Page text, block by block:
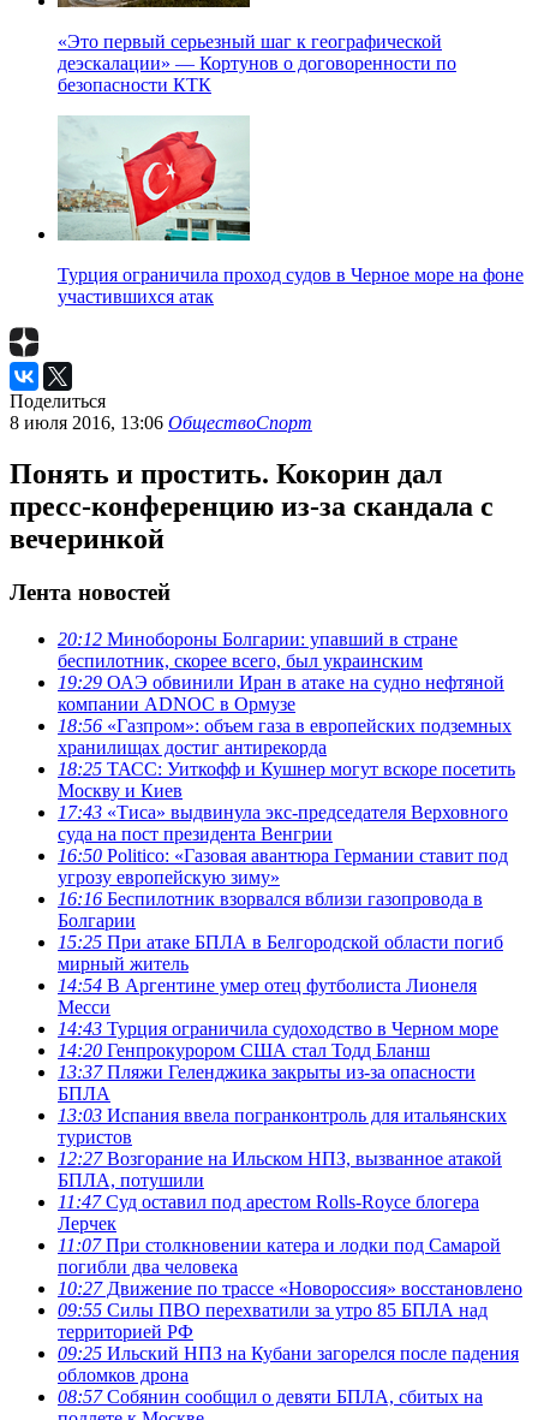
«Это первый серьезный шаг к географической
деэскалации» — Кортунов о договоренности по
безопасности КТК
Турция ограничила проход судов в Черное море на фоне
участившихся атак
Поделиться
8 июля 2016, 13:06 ОбществоСпорт
Понять и простить. Кокорин дал
пресс-конференцию из-за скандала с
вечеринкой
Лента новостей
20:12 Минобороны Болгарии: упавший в стране
беспилотник, скорее всего, был украинским
19:29 ОАЭ обвинили Иран в атаке на судно нефтяной
компании ADNOC в Ормузе
18:56 «Газпром»: объем газа в европейских подземных
хранилищах достиг антирекорда
18:25 ТАСС: Уиткофф и Кушнер могут вскоре посетить
Москву и Киев
17:43 «Тиса» выдвинула экс-председателя Верховного
суда на пост президента Венгрии
16:50 Politico: «Газовая авантюра Германии ставит под
угрозу европейскую зиму»
16:16 Беспилотник взорвался вблизи газопровода в
Болгарии
15:25 При атаке БПЛА в Белгородской области погиб
мирный житель
14:54 В Аргентине умер отец футболиста Лионеля
Месси
14:43 Турция ограничила судоходство в Черном море
14:20 Генпрокурором США стал Тодд Бланш
13:37Пляжи Геленджика закрыты из-за опасности
БПЛА
13:03 Испания ввела погранконтроль для итальянских
туристов
12:27Возгорание на Ильском НПЗ, вызванное атакой
БПЛА, потушили
11:47Суд оставил под арестом Rolls-Royce блогера
Лерчек
11:07При столкновении катера и лодки под Самарой
погибли два человека
10:27Движение по трассе «Новороссия» восстановлено
09:55 Силы ПВО перехватили за утро 85 БПЛА над
территорией РФ
09:25 Ильский НПЗ на Кубани загорелся после падения
обломков дрона
08:57Собянин сообщил о девяти БПЛА, сбитых на